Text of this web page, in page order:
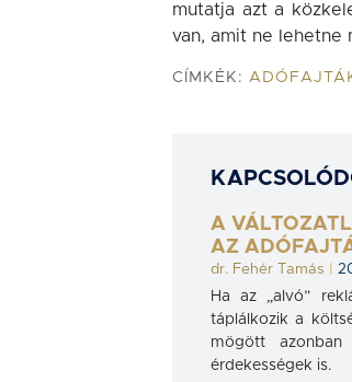
mutatja azt a
van, amit ne lehetne
CÍMKÉK:
A
AZ
dr. Fehér Tamás
Ha az „alvó”
táplálkozik a
mögött azonban
érdekességek is.